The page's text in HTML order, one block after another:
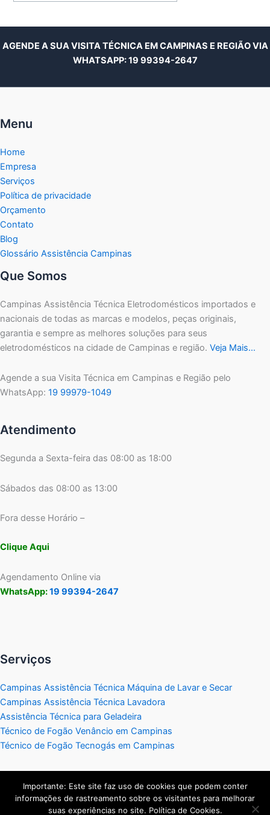
AGENDE A SUA VISITA TÉCNICA EM CAMPINAS E REGIÃO VIA
WHATSAPP:19 99394-2647
Menu
Home
Empresa
Serviços
Política de privacidade
Orçamento
Contato
Blog
Glossário Assistência Campinas
Que Somos
Campinas Assistência Técnica Eletrodomésticos importados e
nacionais de todas as marcas e modelos, peças originais,
garantia e sempre as melhores soluções para seus
eletrodomésticos na cidade de Campinas e região. Veja Mais…
Agende a sua Visita Técnica em Campinas e Região pelo
WhatsApp: 19 99979-1049
Atendimento
Segunda a Sexta-feira das 08:00 as 18:00
Sábados das 08:00 as 13:00
Fora desse Horário –
Clique Aqui
Agendamento Online via
WhatsApp:19 99394-2647
Serviços
Campinas Assistência Técnica Máquina de Lavar e Secar
Campinas Assistência Técnica Lavadora
Assistência Técnica para Geladeira
Técnico de Fogão Venâncio em Campinas
Técnico de Fogão Tecnogás em Campinas
Copyright © 2026 Assistência Técnica Eletrodomésticos
Importante: Este site faz uso de cookies que podem conter
informações de rastreamento sobre os visitantes para melhorar
suas experiências no site. Política de Cookies.